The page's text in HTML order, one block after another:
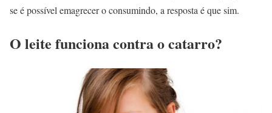
se é possível emagrecer o consumindo, a resposta é que sim.
O leite funciona contra o catarro?